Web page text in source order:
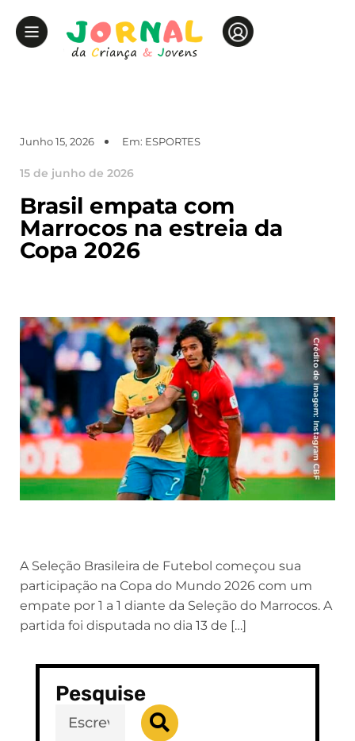
Junho 15, 2026 Em: ESPORTES
15 de junho de 2026
Brasil empata com
Marrocos na estreia da
Copa 2026
A Seleção Brasileira de Futebol começou sua
participação na Copa do Mundo 2026 com um
empate por 1 a 1 diante da Seleção do Marrocos. A
partida foi disputada no dia 13 de […]
Pesquise